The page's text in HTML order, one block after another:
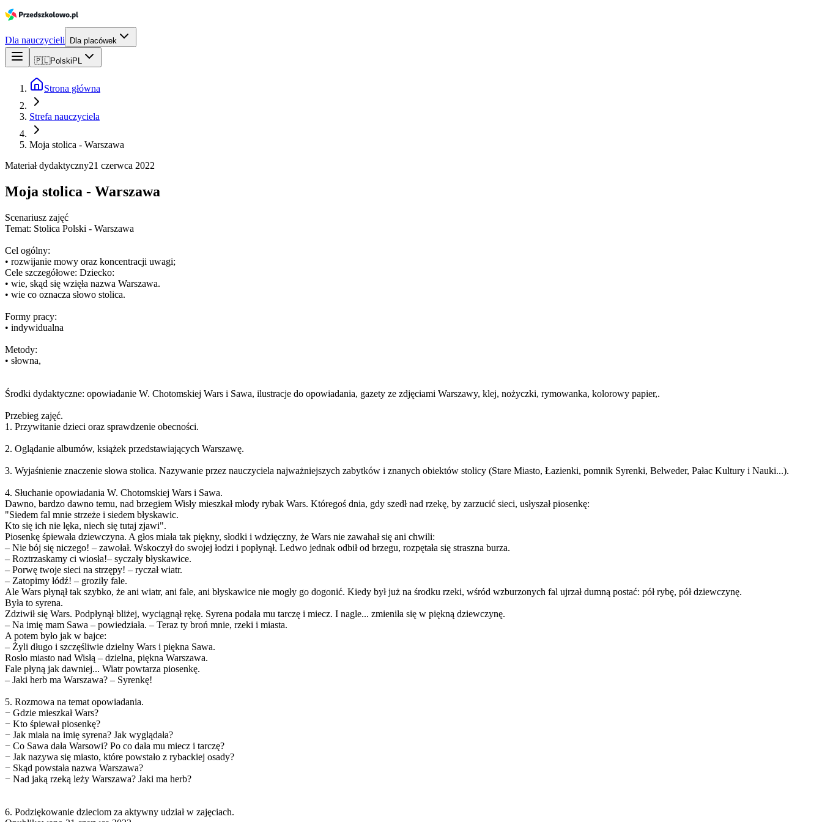
Dla nauczycieli Dla placówek
🇵🇱Polski PL
Strona główna
Strefa nauczyciela
Moja stolica - Warszawa
Materiał dydaktyczny21 czerwca 2022
Moja stolica - Warszawa
Scenariusz zajęć
Temat: Stolica Polski - Warszawa
Cel ogólny:
• rozwijanie mowy oraz koncentracji uwagi;
Cele szczegółowe: Dziecko:
• wie, skąd się wzięła nazwa Warszawa.
• wie co oznacza słowo stolica.
Formy pracy:
• indywidualna
Metody:
• słowna,
Środki dydaktyczne: opowiadanie W. Chotomskiej Wars i Sawa, ilustracje do opowiadania, gazety ze zdjęciami Warszawy, klej, nożyczki, rymowanka, kolorowy papier,.
Przebieg zajęć.
1. Przywitanie dzieci oraz sprawdzenie obecności.
2. Oglądanie albumów, książek przedstawiających Warszawę.
3. Wyjaśnienie znaczenie słowa stolica. Nazywanie przez nauczyciela najważniejszych zabytków i znanych obiektów stolicy (Stare Miasto, Łazienki, pomnik Syrenki, Belweder, Pałac Kultury i Nauki...).
4. Słuchanie opowiadania W. Chotomskiej Wars i Sawa.
Dawno, bardzo dawno temu, nad brzegiem Wisły mieszkał młody rybak Wars. Któregoś dnia, gdy szedł nad rzekę, by zarzucić sieci, usłyszał piosenkę:
"Siedem fal mnie strzeże i siedem błyskawic.
Kto się ich nie lęka, niech się tutaj zjawi".
Piosenkę śpiewała dziewczyna. A głos miała tak piękny, słodki i wdzięczny, że Wars nie zawahał się ani chwili:
– Nie bój się niczego! – zawołał. Wskoczył do swojej łodzi i popłynął. Ledwo jednak odbił od brzegu, rozpętała się straszna burza.
– Roztrzaskamy ci wiosła!– syczały błyskawice.
– Porwę twoje sieci na strzępy! – ryczał wiatr.
– Zatopimy łódź! – groziły fale.
Ale Wars płynął tak szybko, że ani wiatr, ani fale, ani błyskawice nie mogły go dogonić. Kiedy był już na środku rzeki, wśród wzburzonych fal ujrzał dumną postać: pół rybę, pół dziewczynę.
Była to syrena.
Zdziwił się Wars. Podpłynął bliżej, wyciągnął rękę. Syrena podała mu tarczę i miecz. I nagle... zmieniła się w piękną dziewczynę.
– Na imię mam Sawa – powiedziała. – Teraz ty broń mnie, rzeki i miasta.
A potem było jak w bajce:
– Żyli długo i szczęśliwie dzielny Wars i piękna Sawa.
Rosło miasto nad Wisłą – dzielna, piękna Warszawa.
Fale płyną jak dawniej... Wiatr powtarza piosenkę.
– Jaki herb ma Warszawa? – Syrenkę!
5. Rozmowa na temat opowiadania.
− Gdzie mieszkał Wars?
− Kto śpiewał piosenkę?
− Jak miała na imię syrena? Jak wyglądała?
− Co Sawa dała Warsowi? Po co dała mu miecz i tarczę?
− Jak nazywa się miasto, które powstało z rybackiej osady?
− Skąd powstała nazwa Warszawa?
− Nad jaką rzeką leży Warszawa? Jaki ma herb?
6. Podziękowanie dzieciom za aktywny udział w zajęciach.